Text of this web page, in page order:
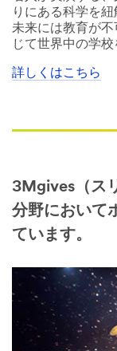
りにある科学を
未来には教育が
じて世界中の学
詳しくはこちら
3Mgives（ス
分野において
ています。